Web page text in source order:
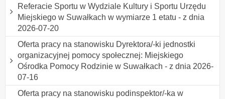
Referacie Sportu w Wydziale Kultury i Sportu Urzędu
Miejskiego w Suwałkach w wymiarze 1 etatu - z dnia
2026-07-20
Oferta pracy na stanowisku Dyrektora/-ki jednostki
organizacyjnej pomocy społecznej: Miejskiego
Ośrodka Pomocy Rodzinie w Suwałkach - z dnia 2026-
07-16
Oferta pracy na stanowisku podinspektor/-ka w